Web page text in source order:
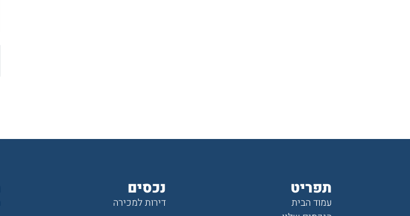
תפריט
עמוד הבית
נכסים
דירות למכירה